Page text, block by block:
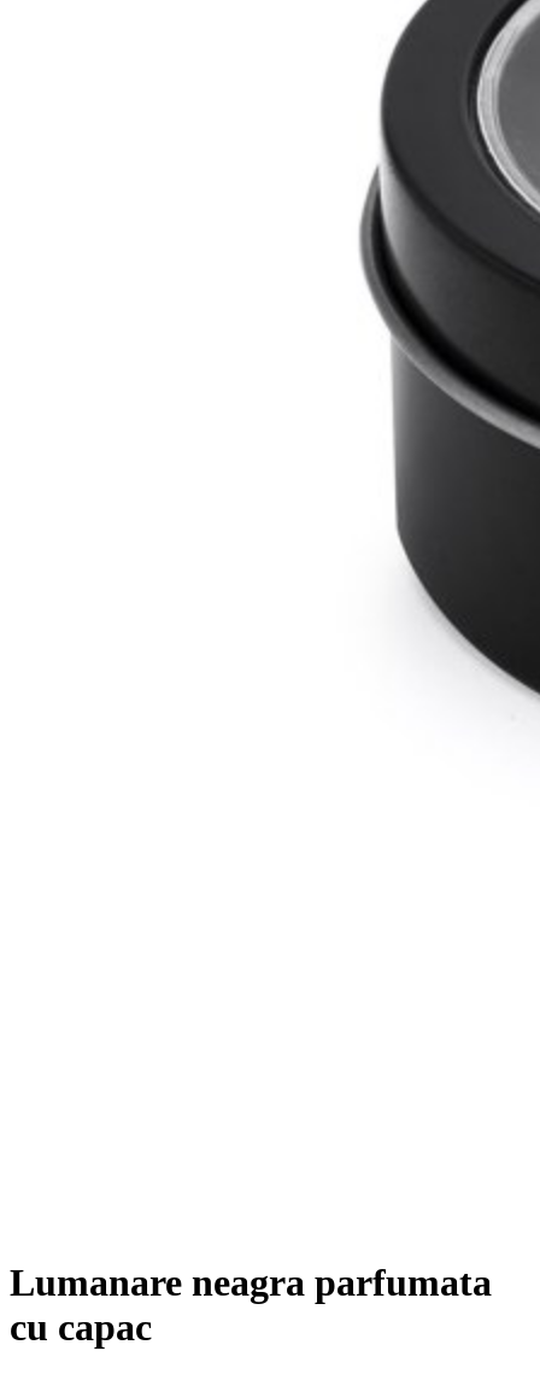
Lumanare neagra parfumata
cu capac